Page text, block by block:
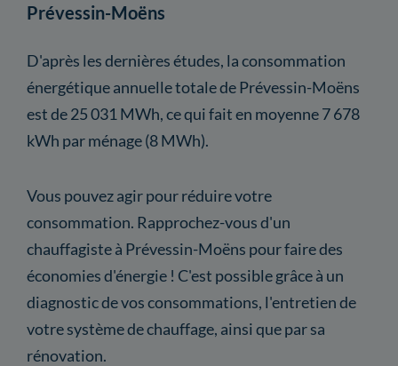
Prévessin-Moëns
D'après les dernières études, la consommation
énergétique annuelle totale de Prévessin-Moëns
est de 25 031 MWh, ce qui fait en moyenne 7 678
kWh par ménage (8 MWh).
Vous pouvez agir pour réduire votre
consommation. Rapprochez-vous d'un
chauffagiste à Prévessin-Moëns pour faire des
économies d'énergie ! C'est possible grâce à un
diagnostic de vos consommations, l'entretien de
votre système de chauffage, ainsi que par sa
rénovation.